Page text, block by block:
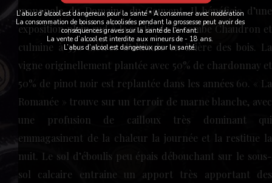
monopole du Domaine du Couvent. Il bénéficie d’une
exposition plein sud à la sortie de la combe Chaudron et
culmine à 350 mètres d’altitude en lisière des bois. La
vigne originellement plantée avec 50% de chardonnay et
50% de pinot noir est replantée dans les années 60. « La
Romanée » trouve sur un terroir de marne blanche, avec
une profusion de cailloux très dominant qui
emmagasinent de la chaleur la journée et la restitue la
nuit. Le sol d’éboulis peu épais débouchant sur le sous-
sol calcaire entraine un apport très apportant des
L’abus d’alcool est dangereux pour la santé * A consommer avec modération
La consommation de boissons alcoolisées pendant la grossesse peut avoir des
conséquences graves sur la santé de l’enfant.
La vente d’alcool est interdite aux mineurs de - 18 ans.
L’abus d’alcool est dangereux pour la santé.